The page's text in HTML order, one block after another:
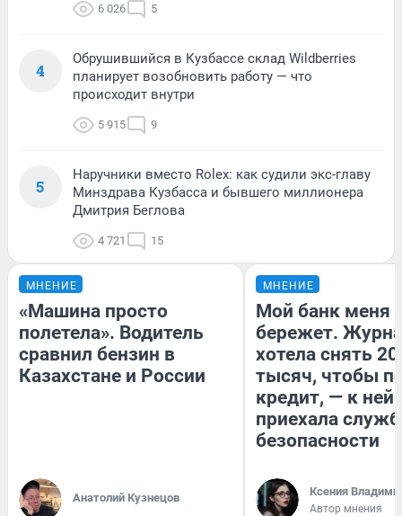
6 026 5
4
Обрушившийся в Кузбассе склад Wildberries
планирует возобновить работу — что
происходит внутри
5 915 9
5
Наручники вместо Rolex: как судили экс-главу
Минздрава Кузбасса и бывшего миллионера
Дмитрия Беглова
4 721 15
МНЕНИЕ
«Машина просто
полетела». Водитель
сравнил бензин в
Казахстане и России
Анатолий Кузнецов
МНЕНИЕ
Мой банк меня
бережет.
хотела снять
тысяч, чтобы
кредит, — к
приехала
безопасности
Ксения
Автор мнения